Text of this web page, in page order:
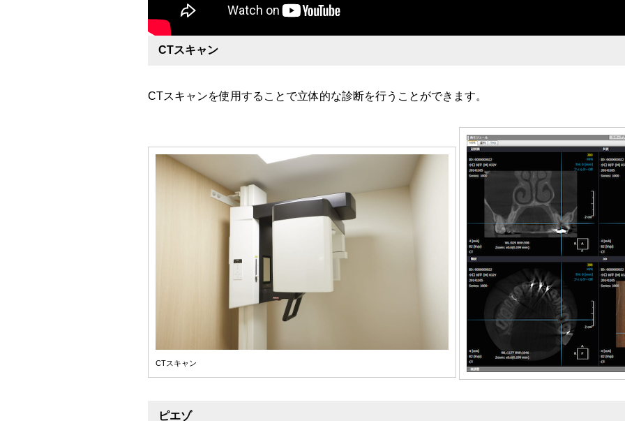
CTスキャン
CTスキャンを使用することで立体的な診断を行うことができます。
CTスキャン
ピエゾ